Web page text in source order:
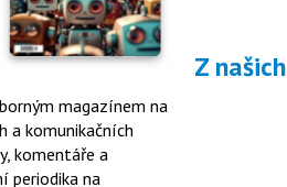
magazínem na
a komunikačních
komentáře a
periodika na
Z